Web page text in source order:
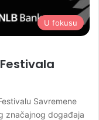
U fokusu
Savremene
značajnog događaja